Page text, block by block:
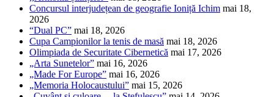
Concursul interjudețean de geografie Ioniță Ichim mai 18,
2026
“Dual PC” mai 18, 2026
Cupa Campionilor la tenis de masă mai 18, 2026
Olimpiada de Securitate Cibernetică mai 17, 2026
„Arta Sunetelor” mai 16, 2026
„Made For Europe” mai 16, 2026
„Memoria Holocaustului” mai 15, 2026